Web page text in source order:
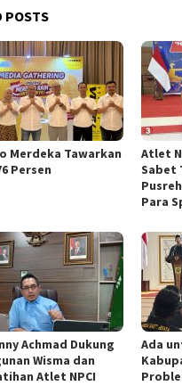
POSTS
Merdeka Tawarkan
Persen
Atlet
Sabet
Para
Achmad Dukung
Wisma dan
Atlet NPCI
Ada